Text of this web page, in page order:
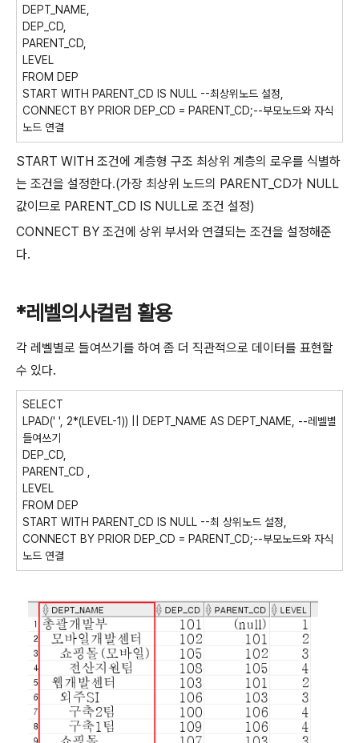
DEPT_NAME,
DEP_CD,
PARENT_CD,
LEVEL
FROM DEP
START WITH PARENT_CD IS NULL --최상위노드 설정,
CONNECT BY PRIOR DEP_CD = PARENT_CD;--부모노드와 자식
노드 연결
START WITH 조건에 계층형 구조 최상위 계층의 로우를 식별하
는 조건을 설정한다.(가장 최상위 노드의 PARENT_CD가 NULL
값이므로 PARENT_CD IS NULL로 조건 설정)
CONNECT BY 조건에 상위 부서와 연결되는 조건을 설정해준
다.
*레벨의사컬럼 활용
각 레벨별로 들여쓰기를 하여 좀 더 직관적으로 데이터를 표현할
수 있다.
SELECT
LPAD(' ', 2*(LEVEL-1)) || DEPT_NAME AS DEPT_NAME, --레벨별
들여쓰기
DEP_CD,
PARENT_CD ,
LEVEL
FROM DEP
START WITH PARENT_CD IS NULL --최 상위노드 설정,
CONNECT BY PRIOR DEP_CD = PARENT_CD;--부모노드와 자식
노드 연결